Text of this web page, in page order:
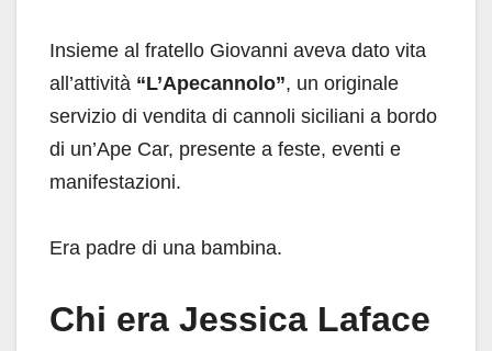
Insieme al fratello Giovanni aveva dato vita
all’attività “L’Apecannolo”, un originale
servizio di vendita di cannoli siciliani a bordo
di un’Ape Car, presente a feste, eventi e
manifestazioni.
Era padre di una bambina.
Chi era Jessica Laface